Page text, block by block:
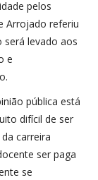
pelos
Arrojado referiu
será levado aos
e
pública está
difícil de ser
carreira
ser paga
se